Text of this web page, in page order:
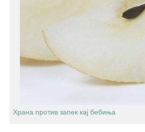
Храна против запек кај бебиња